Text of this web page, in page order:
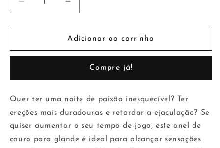
Diminuir
a
quantidade
Anel
Aumentar
a
quantidade
de
Anel
glande
Adicionar ao carrinho
Compre já!
Quer ter uma noite de paixão inesquecível? Ter
ereções mais duradouras e retardar a ejaculação? Se
quiser aumentar o seu tempo de jogo, este anel de
couro para glande é ideal para alcançar sensações